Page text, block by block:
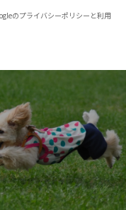
のプライバシーポリシーと利用